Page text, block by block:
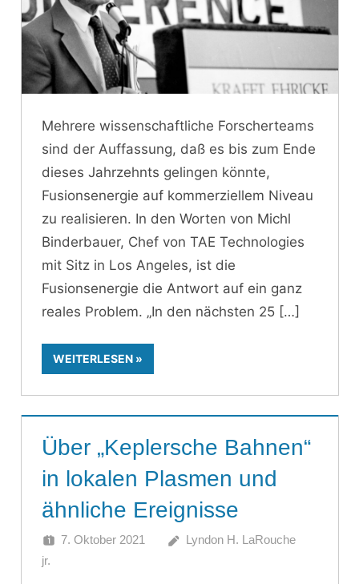
Mehrere wissenschaftliche Forscherteams
sind der Auffassung, daß es bis zum Ende
dieses Jahrzehnts gelingen könnte,
Fusionsenergie auf kommerziellem Niveau
zu realisieren. In den Worten von Michl
Binderbauer, Chef von TAE Technologies
mit Sitz in Los Angeles, ist die
Fusionsenergie die Antwort auf ein ganz
reales Problem. „In den nächsten 25
WEITERLESEN
Über „Keplersche Bahnen“
in lokalen Plasmen und
ähnliche Ereignisse
7. Oktober 2021
Lyndon H. LaRouche
jr.